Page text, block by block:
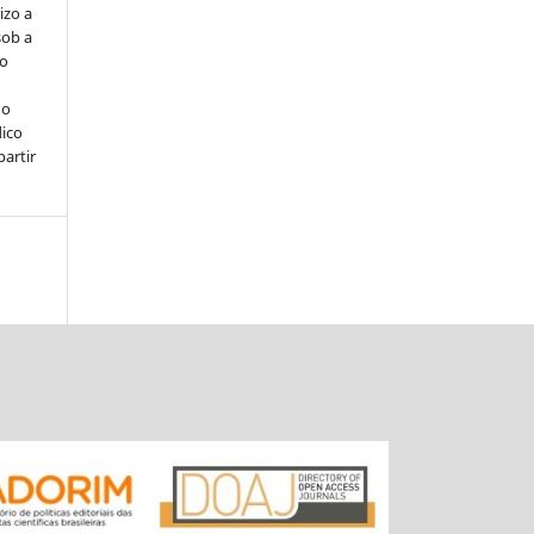
a
a